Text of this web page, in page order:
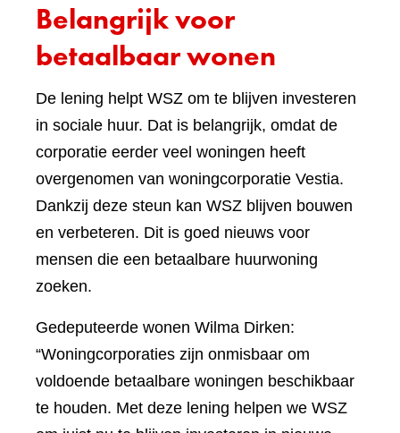
Belangrijk voor
betaalbaar wonen
De lening helpt WSZ om te blijven investeren
in sociale huur. Dat is belangrijk, omdat de
corporatie eerder veel woningen heeft
overgenomen van woningcorporatie Vestia.
Dankzij deze steun kan WSZ blijven bouwen
en verbeteren. Dit is goed nieuws voor
mensen die een betaalbare huurwoning
zoeken.
Gedeputeerde wonen Wilma Dirken:
“Woningcorporaties zijn onmisbaar om
voldoende betaalbare woningen beschikbaar
te houden. Met deze lening helpen we WSZ